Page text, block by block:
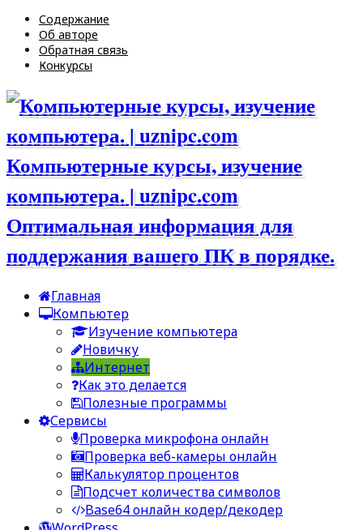
Содержание
Об авторе
Обратная связь
Конкурсы
Компьютерные курсы, изучение
компьютера. | uznipc.com
Оптимальная информация для
поддержания вашего ПК в порядке.
Главная
Компьютер
Изучение компьютера
Новичку
Интернет
Как это делается
Полезные программы
Сервисы
Проверка микрофона онлайн
Проверка веб-камеры онлайн
Калькулятор процентов
Подсчет количества символов
Base64 онлайн кодер/декодер